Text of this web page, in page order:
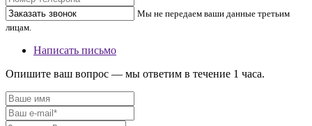
Мы не передаем ваши данные третьим
лицам.
Написать письмо
Опишите ваш вопрос — мы ответим в течение 1 часа.